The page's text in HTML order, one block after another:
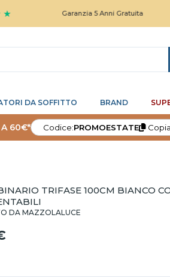
Garanzia 5 Anni Gratuita
DA SOFFITTO BRAND
A 60€* Codice:PROMOESTATE Copia
TRIFASE 100CM BIANCO
DA MAZZOLALUCE